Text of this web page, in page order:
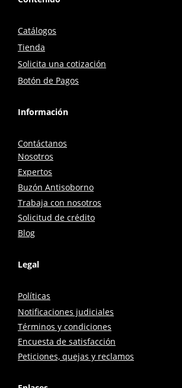
Catálogos
Tienda
Solicita una cotización
Botón de Pagos
Información
Contáctanos
Nosotros
Expertos
Buzón Antisoborno
Trabaja con nosotros
Solicitud de crédito
Blog
Legal
Políticas
Notificaciones judiciales
Términos y condiciones
Encuesta de satisfacción
Peticiones, quejas y reclamos